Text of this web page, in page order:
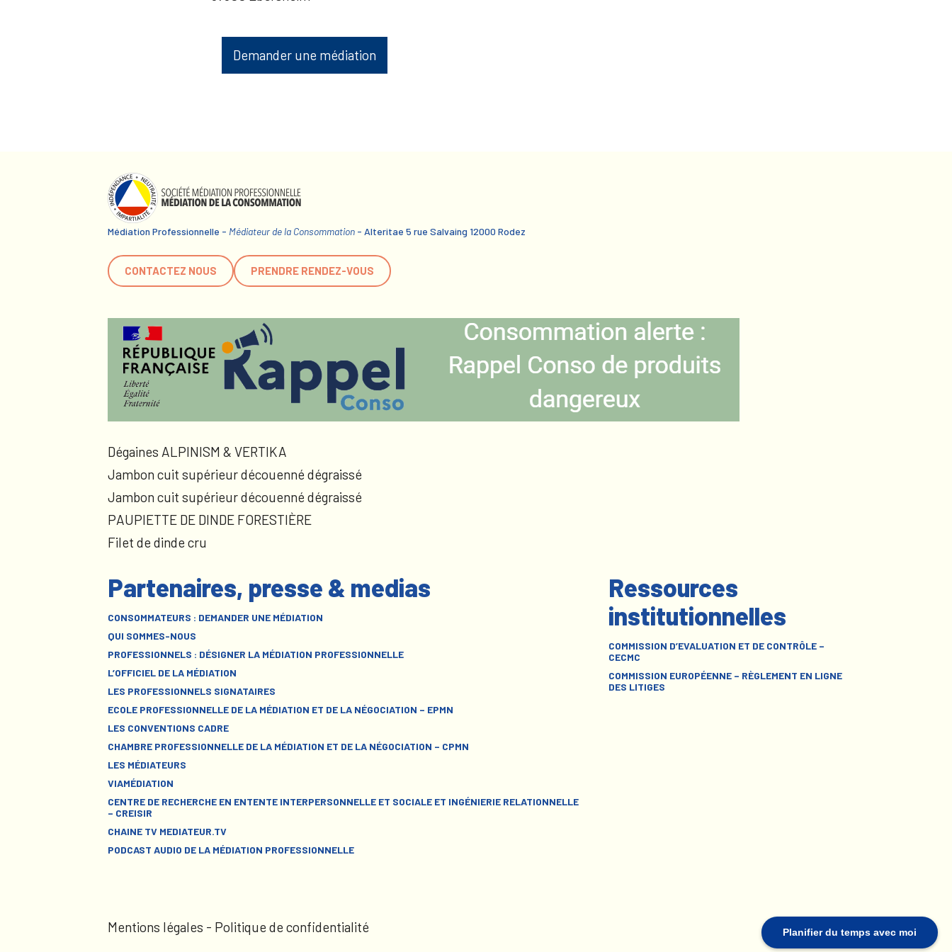
Planifier du temps avec moi
Demander une médiation
Médiation Professionnelle - Médiateur de la Consommation - Alteritae 5 rue Salvaing 12000 Rodez
CONTACTEZ NOUS PRENDRE RENDEZ-VOUS
Dégaines ALPINISM & VERTIKA
Jambon cuit supérieur découenné dégraissé
Jambon cuit supérieur découenné dégraissé
PAUPIETTE DE DINDE FORESTIÈRE
Filet de dinde cru
Partenaires, presse & medias
CONSOMMATEURS : DEMANDER UNE MÉDIATION
QUI SOMMES-NOUS
PROFESSIONNELS : DÉSIGNER LA MÉDIATION PROFESSIONNELLE
L’OFFICIEL DE LA MÉDIATION
LES PROFESSIONNELS SIGNATAIRES
ECOLE PROFESSIONNELLE DE LA MÉDIATION ET DE LA NÉGOCIATION – EPMN
LES CONVENTIONS CADRE
CHAMBRE PROFESSIONNELLE DE LA MÉDIATION ET DE LA NÉGOCIATION – CPMN
LES MÉDIATEURS
VIAMÉDIATION
CENTRE DE RECHERCHE EN ENTENTE INTERPERSONNELLE ET SOCIALE ET INGÉNIERIE RELATIONNELLE
– CREISIR
CHAINE TV MEDIATEUR.TV
PODCAST AUDIO DE LA MÉDIATION PROFESSIONNELLE
Ressources
institutionnelles
COMMISSION D’EVALUATION ET DE CONTRÔLE –
CECMC
COMMISSION EUROPÉENNE – RÈGLEMENT EN LIGNE
DES LITIGES
Mentions légales - Politique de confidentialité